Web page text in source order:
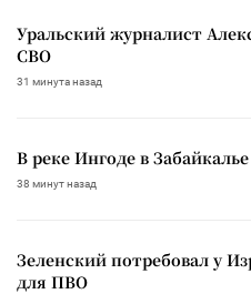
Уральский журналист
СВО
31 минута назад
В реке Ингоде в
38 минут назад
Зеленский потребовал у
для ПВО